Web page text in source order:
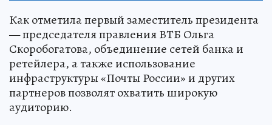
Как отметила первый заместитель президента
— председателя правления ВТБ Ольга
Скоробогатова, объединение сетей банка и
ретейлера, а также использование
инфраструктуры «Почты России» и других
партнеров позволят охватить широкую
аудиторию.